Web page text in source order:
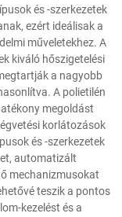
és -szerkezetek
ezért ideálisak a
műveletekhez. A
kiváló hőszigetelési
a nagyobb
A polietilén
megoldást
korlátozások
és -szerkezetek
automatizált
mechanizmusokat
teszik a pontos
kezelést és a